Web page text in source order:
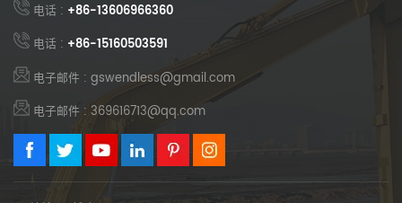
电话 : +86-13606966360
电话 : +86-15160503591
电子邮件 : gswendless@gmail.com
电子邮件 : 369616713@qq.com